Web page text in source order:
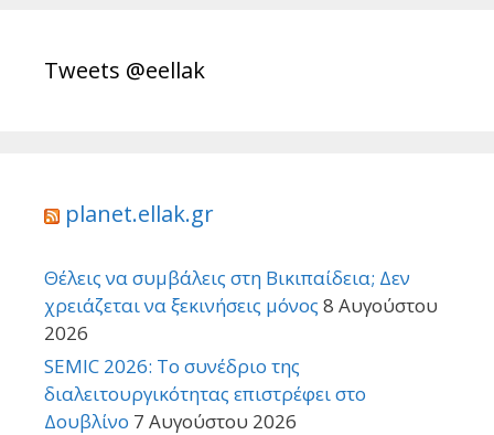
Tweets @eellak
planet.ellak.gr
Θέλεις να συμβάλεις στη Βικιπαίδεια; Δεν
χρειάζεται να ξεκινήσεις μόνος 8 Αυγούστου
2026
SEMIC 2026: Το συνέδριο της
διαλειτουργικότητας επιστρέφει στο
Δουβλίνο 7 Αυγούστου 2026